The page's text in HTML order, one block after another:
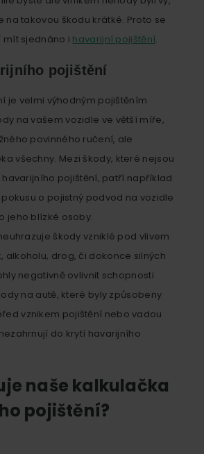
na takovou škodu krátké. Proto se
mít sjednáno i havarijní pojištění.
pojištění
je velmi výhodným pojištěním
na vašem vozidle ve větší míře,
povinného ručení, ale
všechny. Mezi škody, které nejsou
havarijního pojištění, patří například
o pojistný podvod na vozidle
jeho blízké osoby.
škody vzniklé pod vlivem
alkoholu, drog, či dokonce silných
negativně ovlivnit schopnosti
na autě, které byly způsobeny
vznikem pojištění nebo vadou
do krytí havarijního
naše kalkulačka
pojištění?